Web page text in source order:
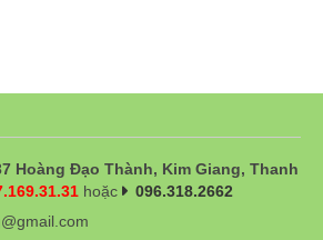
Hoàng Đạo Thành, Kim Giang, Thanh
hoặc
096.318.2662